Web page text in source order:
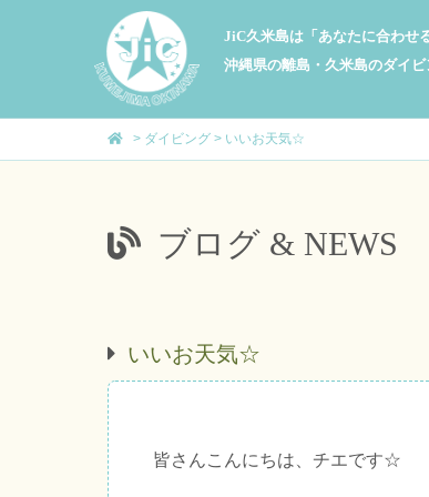
JiC久米島は「あなたに合わせ
沖縄県の離島・久米島のダイ
> ダイビング > いいお天気☆
ブログ & NEWS
いいお天気☆
皆さんこんにちは、チエです☆